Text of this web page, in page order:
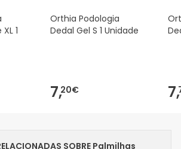
1
Orthia Podologia
Dedal Gel S 1 Unidade
7,20€ 7,
SOBRE Palmilhas